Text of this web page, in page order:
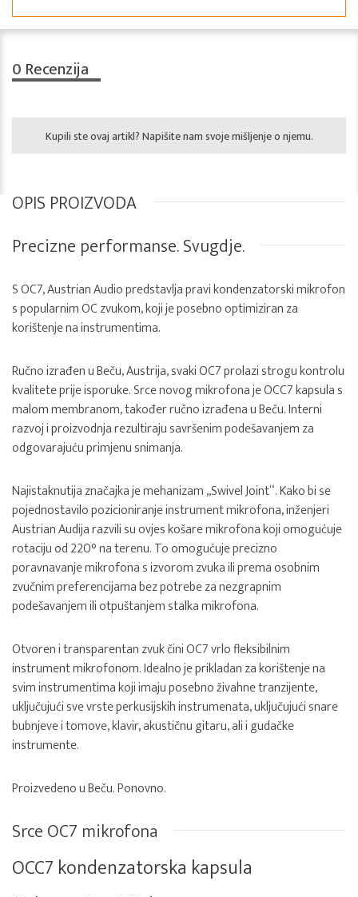
0 Recenzija
Kupili ste ovaj artikl? Napišite nam svoje mišljenje o njemu.
OPIS PROIZVODA
Precizne performanse. Svugdje.
S OC7, Austrian Audio predstavlja pravi kondenzatorski mikrofon
s popularnim OC zvukom, koji je posebno optimiziran za
korištenje na instrumentima.
Ručno izrađen u Beču, Austrija, svaki OC7 prolazi strogu kontrolu
kvalitete prije isporuke. Srce novog mikrofona je OCC7 kapsula s
malom membranom, također ručno izrađena u Beču. Interni
razvoj i proizvodnja rezultiraju savršenim podešavanjem za
odgovarajuću primjenu snimanja.
Najistaknutija značajka je mehanizam „Swivel Joint“. Kako bi se
pojednostavilo pozicioniranje instrument mikrofona, inženjeri
Austrian Audija razvili su ovjes košare mikrofona koji omogućuje
rotaciju od 220° na terenu. To omogućuje precizno
poravnavanje mikrofona s izvorom zvuka ili prema osobnim
zvučnim preferencijama bez potrebe za nezgrapnim
podešavanjem ili otpuštanjem stalka mikrofona.
Otvoren i transparentan zvuk čini OC7 vrlo fleksibilnim
instrument mikrofonom. Idealno je prikladan za korištenje na
svim instrumentima koji imaju posebno živahne tranzijente,
uključujući sve vrste perkusijskih instrumenata, uključujući snare
bubnjeve i tomove, klavir, akustičnu gitaru, ali i gudačke
instrumente.
Proizvedeno u Beču. Ponovno.
Srce OC7 mikrofona
OCC7 kondenzatorska kapsula